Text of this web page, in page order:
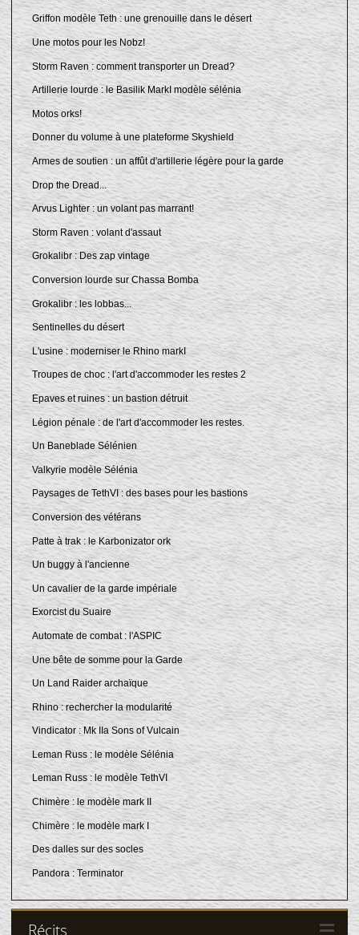
Griffon modèle Teth : une grenouille dans le désert
Une motos pour les Nobz!
Storm Raven : comment transporter un Dread?
Artillerie lourde : le Basilik MarkI modèle sélénia
Motos orks!
Donner du volume à une plateforme Skyshield
Armes de soutien : un affût d'artillerie légère pour la garde
Drop the Dread...
Arvus Lighter : un volant pas marrant!
Storm Raven : volant d'assaut
Grokalibr : Des zap vintage
Conversion lourde sur Chassa Bomba
Grokalibr : les lobbas...
Sentinelles du désert
L'usine : moderniser le Rhino markI
Troupes de choc : l'art d'accommoder les restes 2
Epaves et ruines : un bastion détruit
Légion pénale : de l'art d'accommoder les restes.
Un Baneblade Sélénien
Valkyrie modèle Sélénia
Paysages de TethVI : des bases pour les bastions
Conversion des vétérans
Patte à trak : le Karbonizator ork
Un buggy à l'ancienne
Un cavalier de la garde impériale
Exorcist du Suaire
Automate de combat : l'ASPIC
Une bête de somme pour la Garde
Un Land Raider archaïque
Rhino : rechercher la modularité
Vindicator : Mk IIa Sons of Vulcain
Leman Russ : le modèle Sélénia
Leman Russ : le modèle TethVI
Chimère : le modèle mark II
Chimère : le modèle mark I
Des dalles sur des socles
Pandora : Terminator
Récits